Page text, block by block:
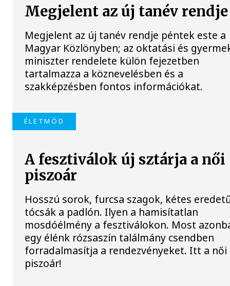
Megjelent az új tanév rendje
Megjelent az új tanév rendje péntek este a
Magyar Közlönyben; az oktatási és
miniszter rendelete külön fejezetben
tartalmazza a köznevelésben és a
szakképzésben fontos információkat.
ÉLETMÓD
A fesztiválok új sztárja a női
piszoár
Hosszú sorok, furcsa szagok, kétes
tócsák a padlón. Ilyen a hamisítatlan
mosdóélmény a fesztiválokon. Most
egy élénk rózsaszín találmány csendben
forradalmasítja a rendezvényeket. Itt a női
piszoár!